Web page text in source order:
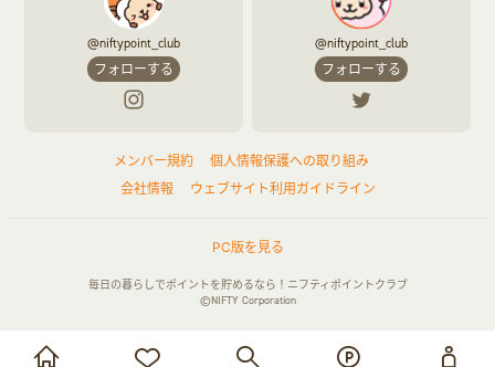
お買い物・サービス利用で貯める
@niftypoint_club
フォローする
@niftypoint_club
フォローする
メンバー規約
個人情報保護への取り組み
会社情報
ウェブサイト利用ガイドライン
PC版を見る
毎日の暮らしでポイントを貯めるなら！ニフティポイントクラブ
©NIFTY Corporation